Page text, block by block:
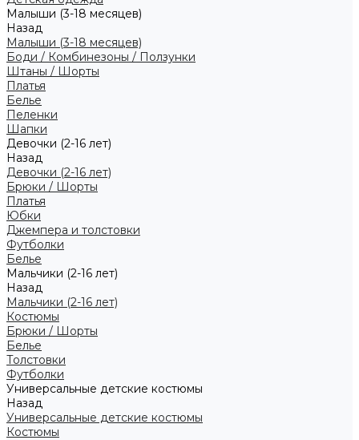
Малыши (3-18 месяцев)
Назад
Малыши (3-18 месяцев)
Боди / Комбинезоны / Ползунки
Штаны / Шорты
Платья
Белье
Пеленки
Шапки
Девочки (2-16 лет)
Назад
Девочки (2-16 лет)
Брюки / Шорты
Платья
Юбки
Джемпера и толстовки
Футболки
Белье
Мальчики (2-16 лет)
Назад
Мальчики (2-16 лет)
Костюмы
Брюки / Шорты
Белье
Толстовки
Футболки
Универсальные детские костюмы
Назад
Универсальные детские костюмы
Костюмы